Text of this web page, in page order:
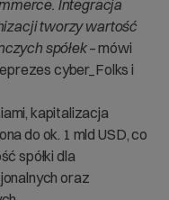
Integracja
tworzy wartość
spółek– mówi
cyber_Folks i
kapitalizacja
do ok. 1 mld USD, co
spółki dla
oraz